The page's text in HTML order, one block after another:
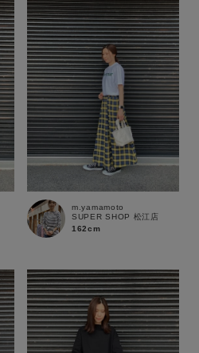
LADIES KIDS
m.yamamoto
SUPER SHOP 松江店
162cm